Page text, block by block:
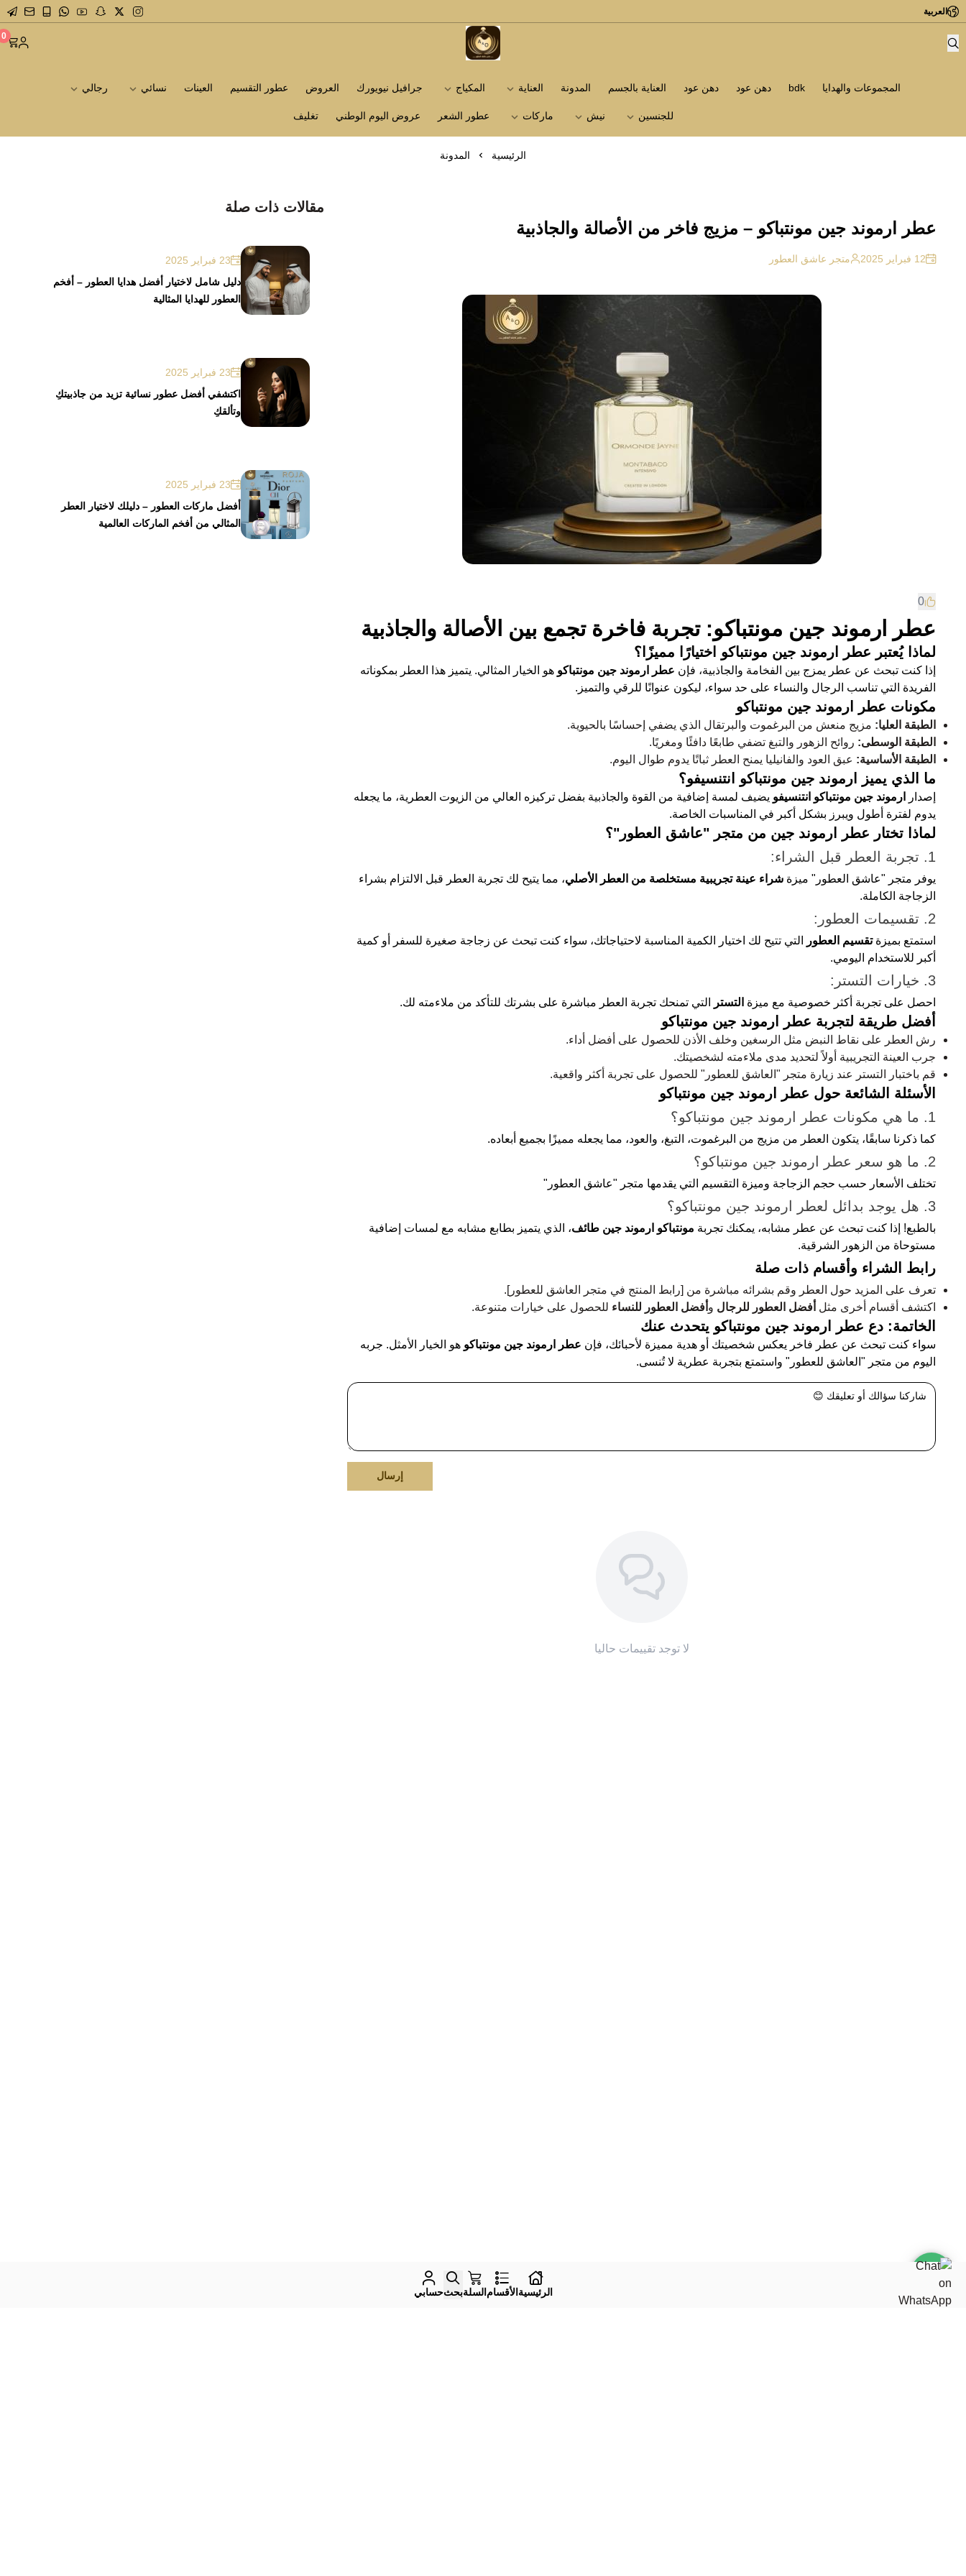
العربية
متجر عاشق العطور 0
المجموعات والهدايا bdk دهن عود دهن عود العناية بالجسم المدونة العناية المكياج جرافيل نيويورك العروض عطور التقسيم العينات نسائي رجالي
للجنسين نيش ماركات عطور الشعر عروض اليوم الوطني تغليف
الرئيسية المدونة
عطر ارموند جين مونتباكو – مزيج فاخر من الأصالة والجاذبية
12 فبراير 2025 متجر عاشق العطور
0
عطر ارموند جين مونتباكو: تجربة فاخرة تجمع بين الأصالة والجاذبية
لماذا يُعتبر عطر ارموند جين مونتباكو اختيارًا مميزًا؟
إذا كنت تبحث عن عطر يمزج بين الفخامة والجاذبية، فإن عطر ارموند جين مونتباكو هو الخيار المثالي. يتميز هذا العطر بمكوناته
الفريدة التي تناسب الرجال والنساء على حد سواء، ليكون عنوانًا للرقي والتميز.
مكونات عطر ارموند جين مونتباكو
الطبقة العليا: مزيج منعش من البرغموت والبرتقال الذي يضفي إحساسًا بالحيوية.
الطبقة الوسطى: روائح الزهور والتبغ تضفي طابعًا دافئًا ومغريًا.
الطبقة الأساسية: عبق العود والفانيليا يمنح العطر ثباتًا يدوم طوال اليوم.
ما الذي يميز ارموند جين مونتباكو انتنسيفو؟
إصدار ارموند جين مونتباكو انتنسيفو يضيف لمسة إضافية من القوة والجاذبية بفضل تركيزه العالي من الزيوت العطرية، ما يجعله
يدوم لفترة أطول ويبرز بشكل أكبر في المناسبات الخاصة.
لماذا تختار عطر ارموند جين من متجر "عاشق العطور"؟
1. تجربة العطر قبل الشراء:
يوفر متجر "عاشق العطور" ميزة شراء عينة تجريبية مستخلصة من العطر الأصلي، مما يتيح لك تجربة العطر قبل الالتزام بشراء
الزجاجة الكاملة.
2. تقسيمات العطور:
استمتع بميزةتقسيم العطور
التي تتيح لك اختيار الكمية المناسبة لاحتياجاتك، سواء كنت تبحث عن زجاجة صغيرة للسفر أو كمية
أكبر للاستخدام اليومي.
3. خيارات التستر:
احصل على تجربة أكثر خصوصية مع ميزة التستر التي تمنحك تجربة العطر مباشرة على بشرتك للتأكد من ملاءمته لك.
أفضل طريقة لتجربة عطر ارموند جين مونتباكو
رش العطر على نقاط النبض مثل الرسغين وخلف الأذن للحصول على أفضل أداء.
جرب العينة التجريبية أولاً لتحديد مدى ملاءمته لشخصيتك.
قم باختبار التستر عند زيارة متجر "العاشق للعطور" للحصول على تجربة أكثر واقعية.
الأسئلة الشائعة حول عطر ارموند جين مونتباكو
1. ما هي مكونات عطر ارموند جين مونتباكو؟
كما ذكرنا سابقًا، يتكون العطر من مزيج من البرغموت، التبغ، والعود، مما يجعله مميزًا بجميع أبعاده.
2. ما هو سعر عطر ارموند جين مونتباكو؟
تختلف الأسعار حسب حجم الزجاجة وميزة التقسيم التي يقدمها متجر "عاشق العطور"
3. هل يوجد بدائل لعطر ارموند جين مونتباكو؟
بالطبع! إذا كنت تبحث عن عطر مشابه، يمكنك تجربة مونتباكو ارموند جين طائف، الذي يتميز بطابع مشابه مع لمسات إضافية
مستوحاة من الزهور الشرقية.
رابط الشراء وأقسام ذات صلة
تعرف على المزيد حول العطر وقم بشرائه مباشرة من [رابط المنتج في متجر العاشق للعطور].
اكتشف أقسام أخرى مثل أفضل العطور للرجال و أفضل العطور للنساء للحصول على خيارات متنوعة.
الخاتمة: دع عطر ارموند جين مونتباكو يتحدث عنك
سواء كنت تبحث عن عطر فاخر يعكس شخصيتك أو هدية مميزة لأحبائك، فإن عطر ارموند جين مونتباكو هو الخيار الأمثل. جربه
اليوم من متجر "العاشق للعطور" واستمتع بتجربة عطرية لا تُنسى.
إرسال
لا توجد تقييمات حاليا
مقالات ذات صلة
23 فبراير 2025
دليل شامل لاختيار أفضل هدايا العطور – أفخم
العطور للهدايا المثالية
23 فبراير 2025
اكتشفي أفضل عطور نسائية تزيد من جاذبيتكِ
وتألقكِ
23 فبراير 2025
أفضل ماركات العطور – دليلك لاختيار العطر
المثالي من أفخم الماركات العالمية
الرئيسية الأقسام السلةبحثحسابي